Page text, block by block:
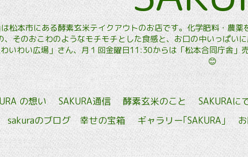
は松本市にある酵素玄米テイクアウトのお店です。化学肥料・農
、そのおこわのようなモチモチとした食感と、お口の中いっぱい
わいわい広場」さん、月１回金曜日11:30からは「松本合同庁舎
😊
の想い SAKURA通信 酵素玄米のこと SAKURAに
sakuraのブログ 幸せの宝箱
ギャラリー｢SAKURA｣